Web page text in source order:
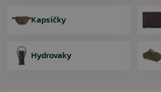
Kapsičky
Hydrovaky